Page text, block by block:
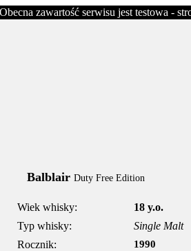
zawartość serwisu jest testowa -
Balblair Duty Free Edition
Wiek whisky:
18 y.o.
Typ whisky:
Single Malt
Rocznik:
1990